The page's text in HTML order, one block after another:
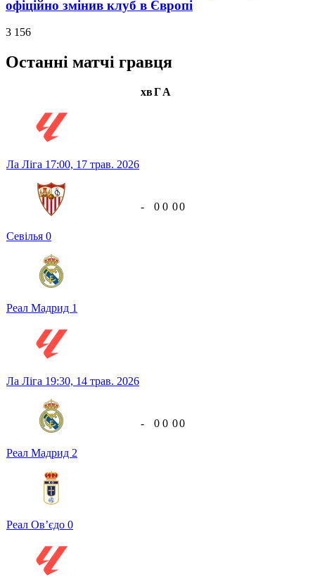
офіційно змінив клуб в Європі
3 156
Останні матчі гравця
хвГА
Ла Ліга 17:00, 17 трав. 2026
Севілья 0
Реал Мадрид 1
- 0 0 00
Ла Ліга 19:30, 14 трав. 2026
Реал Мадрид 2
Реал Ов’єдо 0
- 0 0 00